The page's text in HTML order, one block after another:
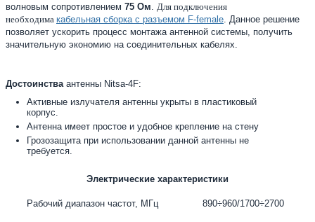
волновым сопротивлением 75 Ом. Для подключения
необходима кабельная сборка с разъемом F-female. Данное решение
позволяет ускорить процесс монтажа антенной системы, получить
значительную экономию на соединительных кабелях.
Достоинстваантенны Nitsa-4F:
Активные излучателя антенны укрыты в пластиковый
корпус.
Антенна имеет простое и удобное крепление на стену
Грозозащита при использовании данной антенны не
требуется.
Электрические характеристики
Рабочий диапазон частот, МГц 890÷960/1700÷2700